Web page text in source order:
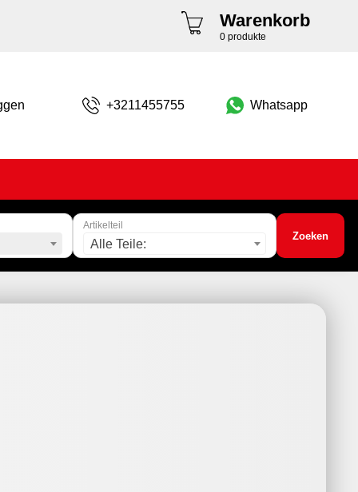
Warenkorb
0 produkte
Whatsapp
+3211455755
Artikelteil
Alle Teile:
Zoeken